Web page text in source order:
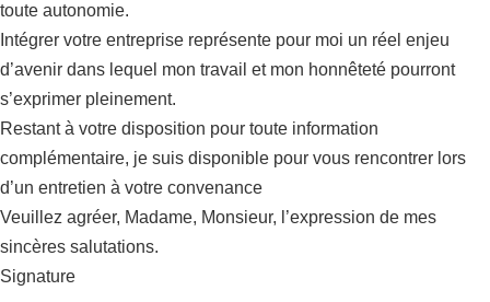
toute autonomie.
Intégrer votre entreprise représente pour moi un réel enjeu
d’avenir dans lequel mon travail et mon honnêteté pourront
s’exprimer pleinement.
Restant à votre disposition pour toute information
complémentaire, je suis disponible pour vous rencontrer lors
d’un entretien à votre convenance
Veuillez agréer, Madame, Monsieur, l’expression de mes
sincères salutations.
Signature